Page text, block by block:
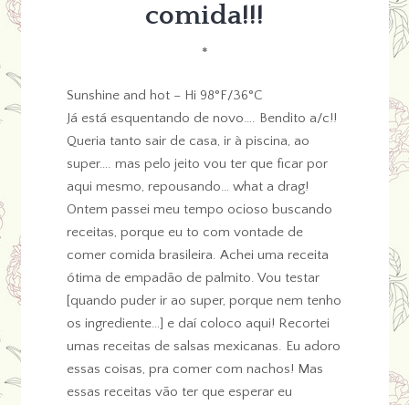
comida!!!
*
Sunshine and hot – Hi 98°F/36°C
Já está esquentando de novo…. Bendito a/c!!
Queria tanto sair de casa, ir à piscina, ao
super…. mas pelo jeito vou ter que ficar por
aqui mesmo, repousando… what a drag!
Ontem passei meu tempo ocioso buscando
receitas, porque eu to com vontade de
comer comida brasileira. Achei uma receita
ótima de empadão de palmito. Vou testar
[quando puder ir ao super, porque nem tenho
os ingrediente…] e daí coloco aqui! Recortei
umas receitas de salsas mexicanas. Eu adoro
essas coisas, pra comer com nachos! Mas
essas receitas vão ter que esperar eu